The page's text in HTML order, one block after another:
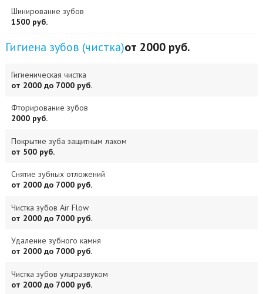
Шинирование зубов
1500 руб.
Гигиена зубов (чистка)от 2000 руб.
Гигиеническая чистка
от 2000 до 7000 руб.
Фторирование зубов
2000 руб.
Покрытие зуба защитным лаком
от 500 руб.
Снятие зубных отложений
от 2000 до 7000 руб.
Чистка зубов Air Flow
от 2000 до 7000 руб.
Удаление зубного камня
от 2000 до 7000 руб.
Чистка зубов ультразвуком
от 2000 до 7000 руб.